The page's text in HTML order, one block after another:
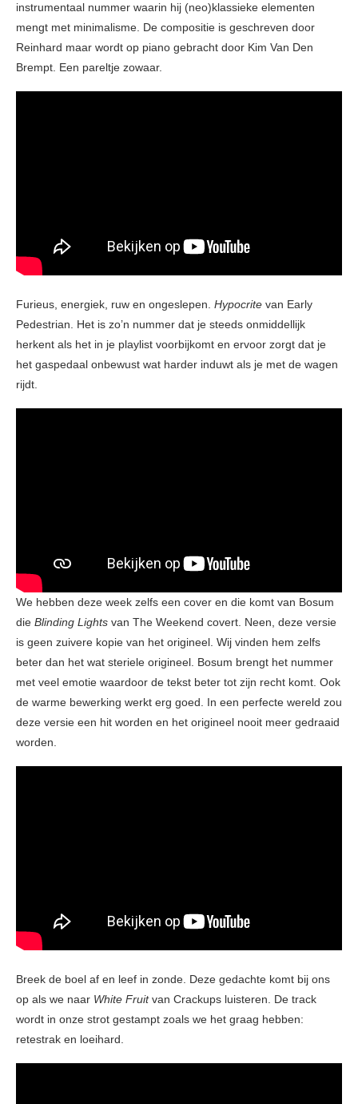
instrumentaal nummer waarin hij (neo)klassieke elementen
mengt met minimalisme. De compositie is geschreven door
Reinhard maar wordt op piano gebracht door Kim Van Den
Brempt. Een pareltje zowaar.
Furieus, energiek, ruw en ongeslepen. Hypocrite van Early
Pedestrian. Het is zo’n nummer dat je steeds onmiddellijk
herkent als het in je playlist voorbijkomt en ervoor zorgt dat je
het gaspedaal onbewust wat harder induwt als je met de wagen
rijdt.
We hebben deze week zelfs een cover en die komt van Bosum
die Blinding Lights van The Weekend covert. Neen, deze versie
is geen zuivere kopie van het origineel. Wij vinden hem zelfs
beter dan het wat steriele origineel. Bosum brengt het nummer
met veel emotie waardoor de tekst beter tot zijn recht komt. Ook
de warme bewerking werkt erg goed. In een perfecte wereld zou
deze versie een hit worden en het origineel nooit meer gedraaid
worden.
Breek de boel af en leef in zonde. Deze gedachte komt bij ons
op als we naar White Fruitvan Crackups luisteren. De track
wordt in onze strot gestampt zoals we het graag hebben:
retestrak en loeihard.